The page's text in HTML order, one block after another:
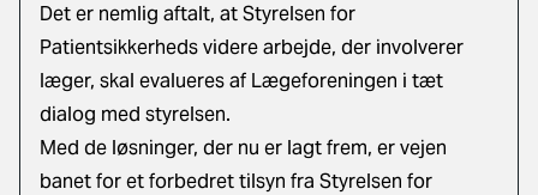
Det er nemlig aftalt, at Styrelsen for
Patientsikkerheds videre arbejde, der involverer
læger, skal evalueres af Lægeforeningen i tæt
dialog med styrelsen.
Med de løsninger, der nu er lagt frem, er vejen
banet for et forbedret tilsyn fra Styrelsen for